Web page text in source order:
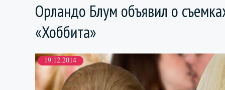
Орландо Блум объявил о
«Хоббита»
19.12.2014